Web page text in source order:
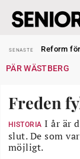
SENASTE
Reform
SENASTE
Dom
SENASTE
Liten
SENASTE
Sven
SENASTE
Reform
PÄR WÄSTBERG
Freden
HISTORIA I år är
slut. De som
möjligt.